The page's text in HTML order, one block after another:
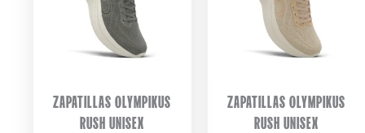
ZAPATILLAS OLYMPIKUS
RUSH UNISEX
ZAPATILLAS OLYMPIKUS
RUSH UNISEX